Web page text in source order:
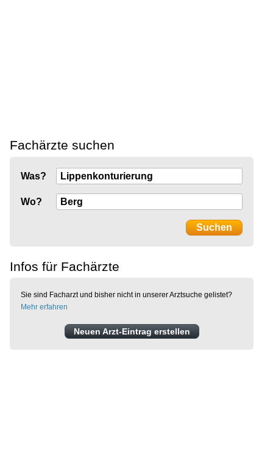
Fachärzte suchen
Was?
Wo?
Infos für Fachärzte
Sie sind Facharzt und bisher nicht in unserer Arztsuche gelistet?
Mehr erfahren
Neuen Arzt-Eintrag erstellen